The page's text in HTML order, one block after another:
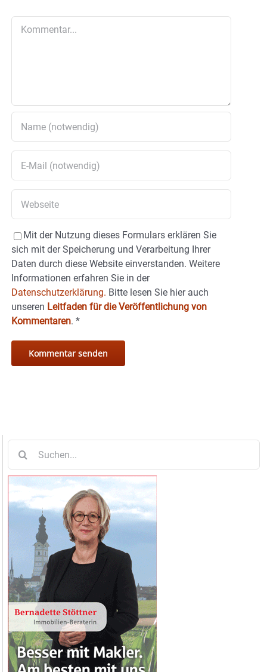
Mit der Nutzung dieses Formulars erklären Sie
sich mit der Speicherung und Verarbeitung Ihrer
Daten durch diese Website einverstanden. Weitere
Informationen erfahren Sie in der
Datenschutzerklärung. Bitte lesen Sie hier auch
unseren Leitfaden für die Veröffentlichung von
Kommentaren. *
nach: